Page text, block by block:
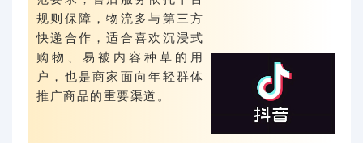
规则保障，物流多与第三方
快递合作，适合喜欢沉浸式
购物、易被内容种草的用
户，也是商家面向年轻群体
推广商品的重要渠道。